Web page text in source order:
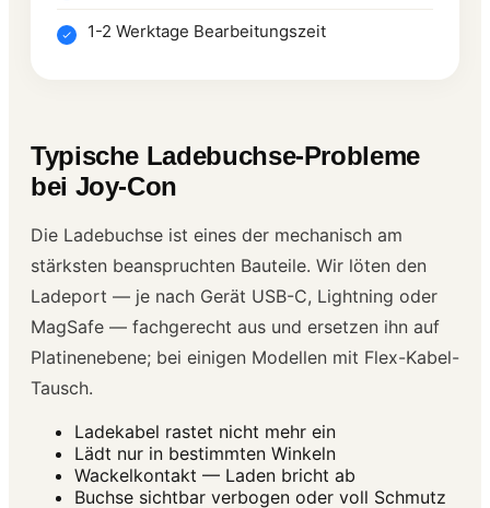
1-2 Werktage Bearbeitungszeit
Typische Ladebuchse-Probleme
bei Joy-Con
Die Ladebuchse ist eines der mechanisch am
stärksten beanspruchten Bauteile. Wir löten den
Ladeport — je nach Gerät USB-C, Lightning oder
MagSafe — fachgerecht aus und ersetzen ihn auf
Platinenebene; bei einigen Modellen mit Flex-Kabel-
Tausch.
Ladekabel rastet nicht mehr ein
Lädt nur in bestimmten Winkeln
Wackelkontakt — Laden bricht ab
Buchse sichtbar verbogen oder voll Schmutz